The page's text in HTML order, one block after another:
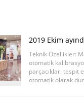
2019 Ekim
Teknik Özellikler:
otomatik
parçacıkları
otomatik olarak